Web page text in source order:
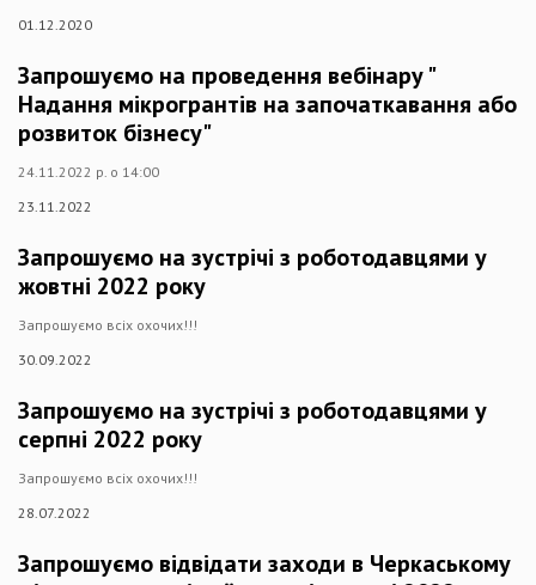
01.12.2020
Запрошуємо на проведення вебінару "
Надання мікрогрантів на започаткавання або
розвиток бізнесу"
24.11.2022 р. о 14:00
23.11.2022
Запрошуємо на зустрічі з роботодавцями у
жовтні 2022 року
Запрошуємо всіх охочих!!!
30.09.2022
Запрошуємо на зустрічі з роботодавцями у
серпні 2022 року
Запрошуємо всіх охочих!!!
28.07.2022
Запрошуємо відвідати заходи в Черкаському